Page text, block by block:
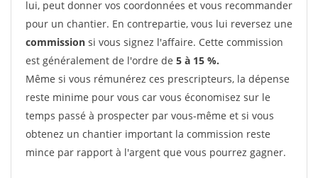
lui, peut donner vos coordonnées et vous recommander
pour un chantier. En contrepartie, vous lui reversez une
commission si vous signez l'affaire. Cette commission
est généralement de l'ordre de 5 à 15 %.
Même si vous rémunérez ces prescripteurs, la dépense
reste minime pour vous car vous économisez sur le
temps passé à prospecter par vous-même et si vous
obtenez un chantier important la commission reste
mince par rapport à l'argent que vous pourrez gagner.